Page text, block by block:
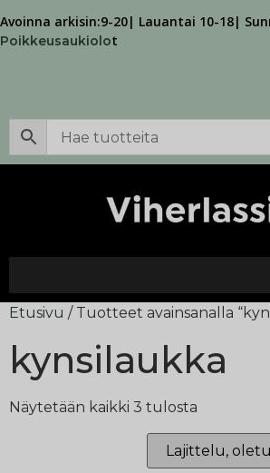
Avoinna arkisin:9-20| Lauantai 10-18|
Poikkeusaukiolot
Etusivu / Tuotteet avainsanalla
kynsilaukka
Näytetään kaikki 3 tulosta